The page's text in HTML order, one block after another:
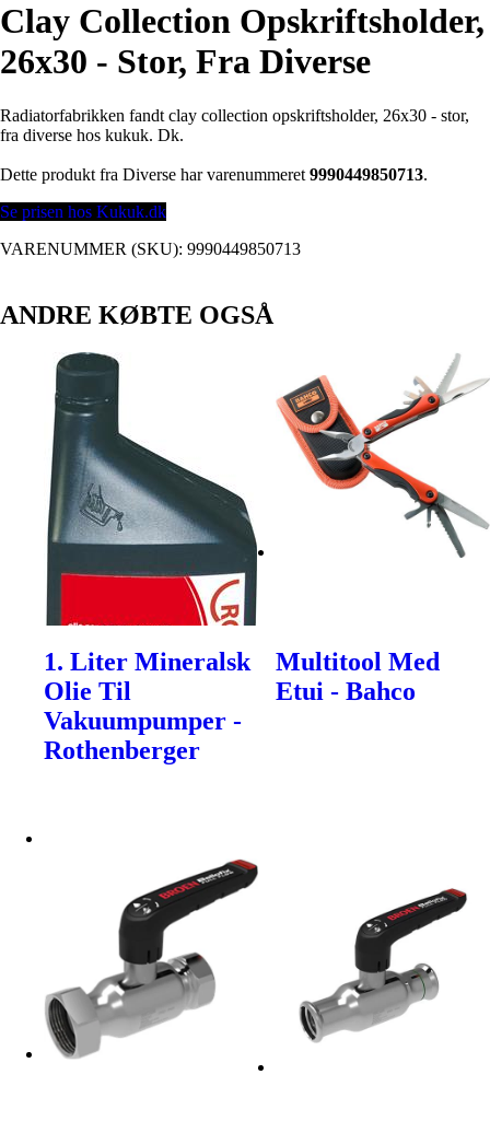
Clay Collection Opskriftsholder,
26x30 - Stor, Fra Diverse
Radiatorfabrikken fandt clay collection opskriftsholder, 26x30 - stor,
fra diverse hos kukuk. Dk.
Dette produkt fra Diverse har varenummeret 9990449850713.
Se prisen hos Kukuk.dk
VARENUMMER (SKU): 9990449850713
ANDRE KØBTE OGSÅ
1. Liter Mineralsk
Olie Til
Vakuumpumper -
Rothenberger
Multitool Med
Etui - Bahco